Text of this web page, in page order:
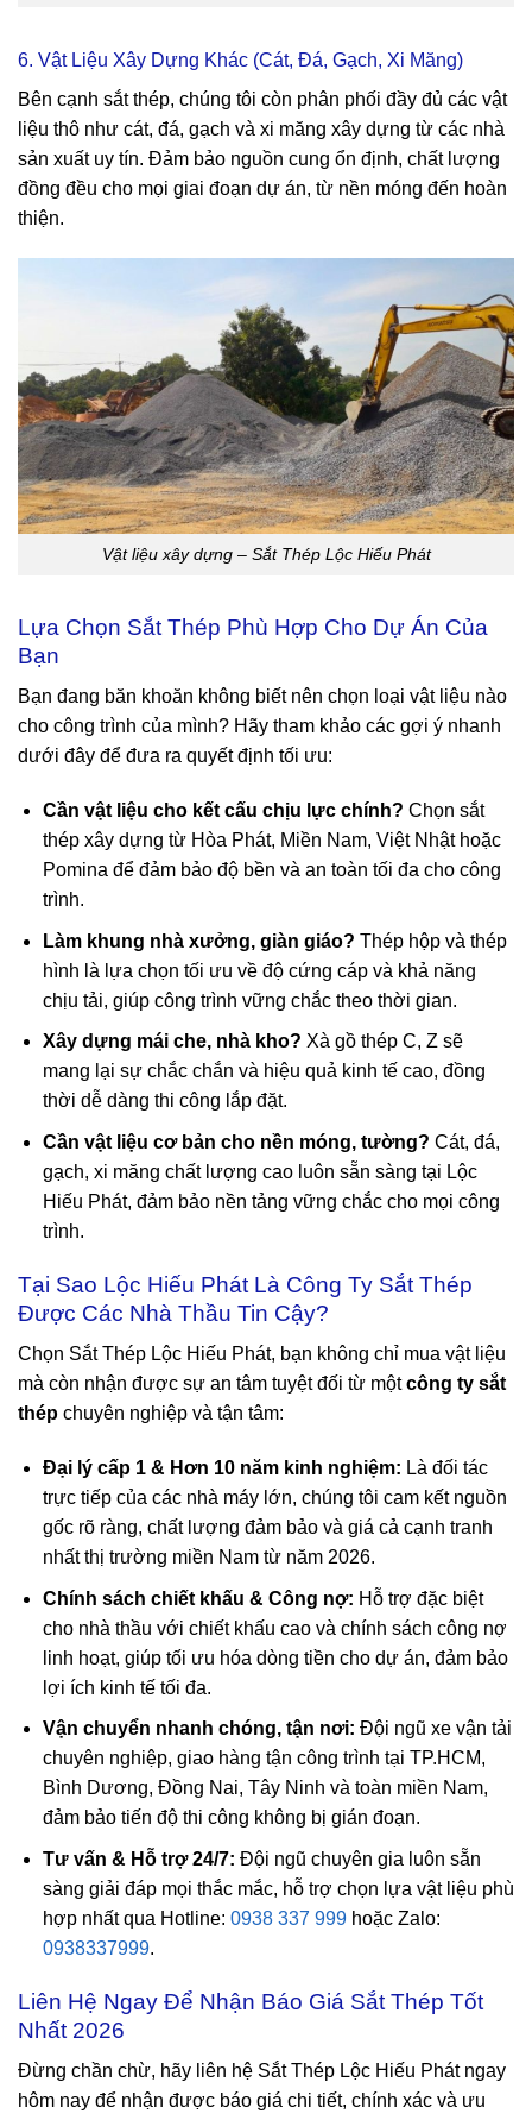
6. Vật Liệu Xây Dựng Khác (Cát, Đá, Gạch, Xi Măng)
Bên cạnh sắt thép, chúng tôi còn phân phối đầy đủ các vật
liệu thô như cát, đá, gạch và xi măng xây dựng từ các nhà
sản xuất uy tín. Đảm bảo nguồn cung ổn định, chất lượng
đồng đều cho mọi giai đoạn dự án, từ nền móng đến hoàn
thiện.
Vật liệu xây dựng – Sắt Thép Lộc Hiếu Phát
Lựa Chọn Sắt Thép Phù Hợp Cho Dự Án Của
Bạn
Bạn đang băn khoăn không biết nên chọn loại vật liệu nào
cho công trình của mình? Hãy tham khảo các gợi ý nhanh
dưới đây để đưa ra quyết định tối ưu:
Cần vật liệu cho kết cấu chịu lực chính? Chọn sắt
thép xây dựng từ Hòa Phát, Miền Nam, Việt Nhật hoặc
Pomina để đảm bảo độ bền và an toàn tối đa cho công
trình.
Làm khung nhà xưởng, giàn giáo? Thép hộp và thép
hình là lựa chọn tối ưu về độ cứng cáp và khả năng
chịu tải, giúp công trình vững chắc theo thời gian.
Xây dựng mái che, nhà kho? Xà gồ thép C, Z sẽ
mang lại sự chắc chắn và hiệu quả kinh tế cao, đồng
thời dễ dàng thi công lắp đặt.
Cần vật liệu cơ bản cho nền móng, tường? Cát, đá,
gạch, xi măng chất lượng cao luôn sẵn sàng tại Lộc
Hiếu Phát, đảm bảo nền tảng vững chắc cho mọi công
trình.
Tại Sao Lộc Hiếu Phát Là Công Ty Sắt Thép
Được Các Nhà Thầu Tin Cậy?
Chọn Sắt Thép Lộc Hiếu Phát, bạn không chỉ mua vật liệu
mà còn nhận được sự an tâm tuyệt đối từ mộtcông ty sắt
thép chuyên nghiệp và tận tâm:
Đại lý cấp 1 & Hơn 10 năm kinh nghiệm: Là đối tác
trực tiếp của các nhà máy lớn, chúng tôi cam kết nguồn
gốc rõ ràng, chất lượng đảm bảo và giá cả cạnh tranh
nhất thị trường miền Nam từ năm 2026.
Chính sách chiết khấu & Công nợ: Hỗ trợ đặc biệt
cho nhà thầu với chiết khấu cao và chính sách công nợ
linh hoạt, giúp tối ưu hóa dòng tiền cho dự án, đảm bảo
lợi ích kinh tế tối đa.
Vận chuyển nhanh chóng, tận nơi: Đội ngũ xe vận tải
chuyên nghiệp, giao hàng tận công trình tại TP.HCM,
Bình Dương, Đồng Nai, Tây Ninh và toàn miền Nam,
đảm bảo tiến độ thi công không bị gián đoạn.
Tư vấn & Hỗ trợ 24/7: Đội ngũ chuyên gia luôn sẵn
sàng giải đáp mọi thắc mắc, hỗ trợ chọn lựa vật liệu phù
hợp nhất qua Hotline: 0938 337 999hoặc Zalo:
0938337999.
Liên Hệ Ngay Để Nhận Báo Giá Sắt Thép Tốt
Nhất 2026
Đừng chần chừ, hãy liên hệ Sắt Thép Lộc Hiếu Phát ngay
hôm nay để nhận được báo giá chi tiết, chính xác và ưu